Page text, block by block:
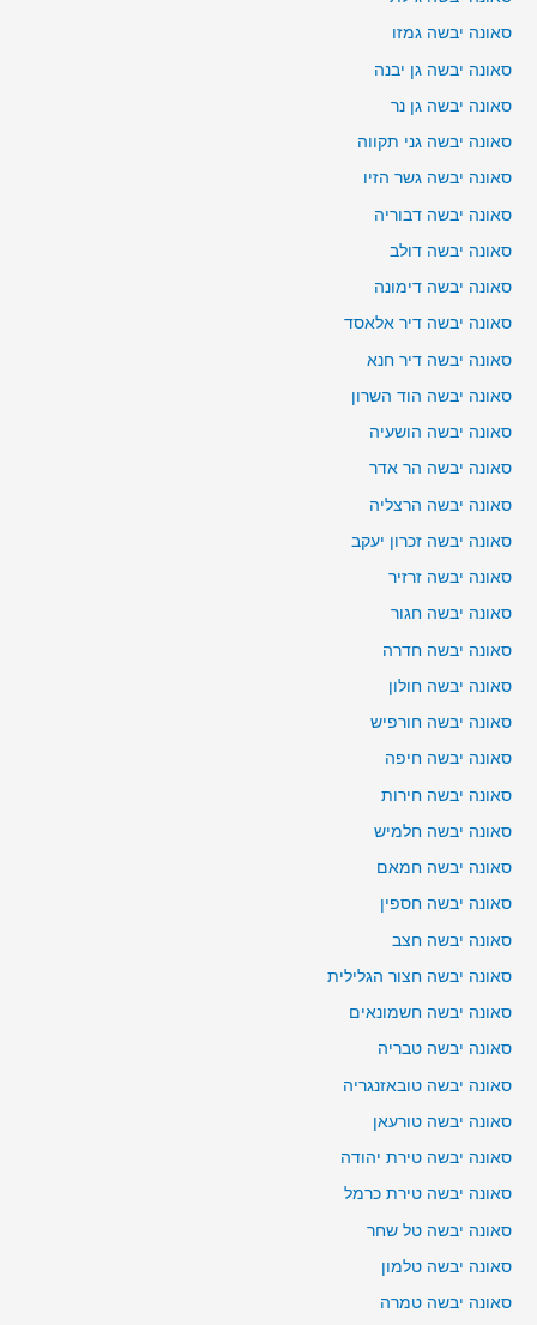
סאונה יבשה גמזו
סאונה יבשה גן יבנה
סאונה יבשה גן נר
סאונה יבשה גני תקווה
סאונה יבשה גשר הזיו
סאונה יבשה דבוריה
סאונה יבשה דולב
סאונה יבשה דימונה
סאונה יבשה דיר אלאסד
סאונה יבשה דיר חנא
סאונה יבשה הוד השרון
סאונה יבשה הושעיה
סאונה יבשה הר אדר
סאונה יבשה הרצליה
סאונה יבשה זכרון יעקב
סאונה יבשה זרזיר
סאונה יבשה חגור
סאונה יבשה חדרה
סאונה יבשה חולון
סאונה יבשה חורפיש
סאונה יבשה חיפה
סאונה יבשה חירות
סאונה יבשה חלמיש
סאונה יבשה חמאם
סאונה יבשה חספין
סאונה יבשה חצב
סאונה יבשה חצור הגלילית
סאונה יבשה חשמונאים
סאונה יבשה טבריה
סאונה יבשה טובאזנגריה
סאונה יבשה טורעאן
סאונה יבשה טירת יהודה
סאונה יבשה טירת כרמל
סאונה יבשה טל שחר
סאונה יבשה טלמון
סאונה יבשה טמרה